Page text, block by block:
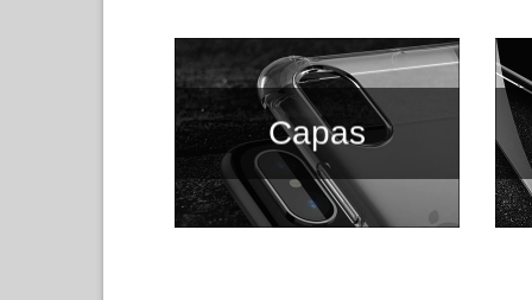
Capas